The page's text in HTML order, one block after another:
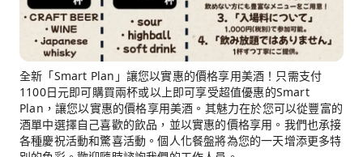
全新「Smart Plan」讓您以實惠的價格享用美酒！只需支付
1100日元即可購買兩杯或以上即可享受超值優惠的Smart
Plan，讓您以實惠的價格享用美酒。其魅力在於您可以從豐富的
酒單中選擇自己喜歡的飲品，並以實惠的價格享用。我們也承接
各種慶祝活動和驚喜活動。個人化餐盤將為您的一天增添更多特